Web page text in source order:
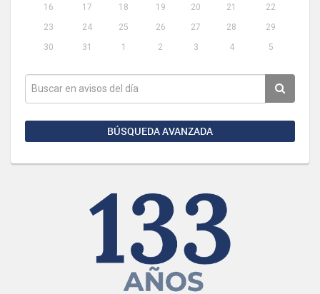
16
17 18 19 20 21
22
23
24 25 26 27 28
29
30
31 1 2 3 4 5
BÚSQUEDA AVANZADA